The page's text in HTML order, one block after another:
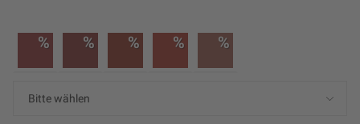
% % % % %